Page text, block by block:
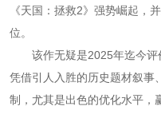
《天国：拯救2》强势崛起，
位。
该作无疑是2025年迄今评
凭借引人入胜的历史题材叙事
制，尤其是出色的优化水平，